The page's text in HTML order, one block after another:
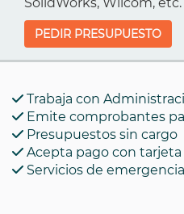
PEDIR PRESUPUESTO
Trabaja con
Emite comprobantes
Presupuestos sin cargo
Acepta pago con
Servicios de emergencia